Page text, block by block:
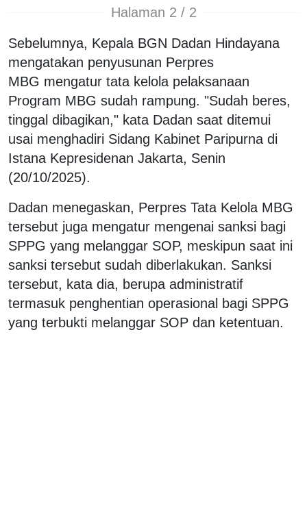
Halaman 2 / 2
Sebelumnya, Kepala BGN Dadan Hindayana
mengatakan penyusunan Perpres
MBG mengatur tata kelola pelaksanaan
Program MBG sudah rampung. "Sudah beres,
tinggal dibagikan," kata Dadan saat ditemui
usai menghadiri Sidang Kabinet Paripurna di
Istana Kepresidenan Jakarta, Senin
(20/10/2025).
Dadan menegaskan, Perpres Tata Kelola MBG
tersebut juga mengatur mengenai sanksi bagi
SPPG yang melanggar SOP, meskipun saat ini
sanksi tersebut sudah diberlakukan. Sanksi
tersebut, kata dia, berupa administratif
termasuk penghentian operasional bagi SPPG
yang terbukti melanggar SOP dan ketentuan.